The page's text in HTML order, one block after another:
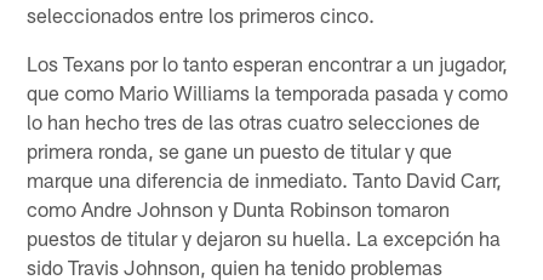
seleccionados entre los primeros cinco.
Los Texans por lo tanto esperan encontrar a un jugador,
que como Mario Williams la temporada pasada y como
lo han hecho tres de las otras cuatro selecciones de
primera ronda, se gane un puesto de titular y que
marque una diferencia de inmediato. Tanto David Carr,
como Andre Johnson y Dunta Robinson tomaron
puestos de titular y dejaron su huella. La excepción ha
sido Travis Johnson, quien ha tenido problemas